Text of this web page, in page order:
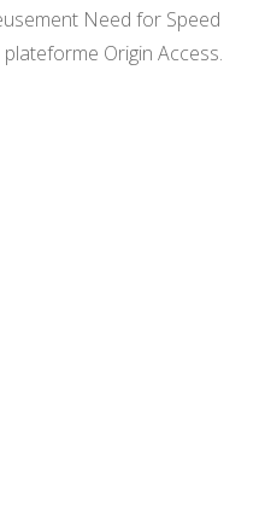
Need for Speed
Origin Access.